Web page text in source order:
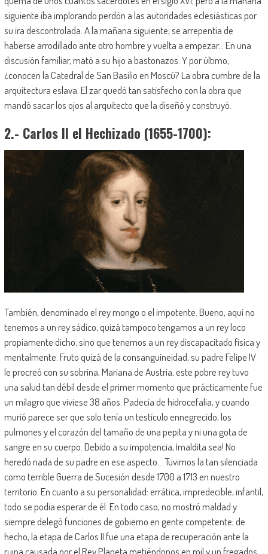
siguiente iba implorando perdón a las autoridades eclesiásticas por
su ira descontrolada. A la mañana siguiente, se arrepentía de
haberse arrodillado ante otro hombre y vuelta a empezar… En una
discusión familiar, mató a su hijo a bastonazos. Y por último,
¿conocen la Catedral de San Basilio en Moscú? La obra cumbre de la
arquitectura eslava. El zar quedó tan satisfecho con la obra que
mandó sacar los ojos al arquitecto que la diseñó y construyó.
2.- Carlos II el Hechizado (1655-1700):
También, denominado el rey mongo o el impotente. Bueno, aquí no
tenemos a un rey sádico, quizá tampoco tengamos a un rey loco
propiamente dicho; sino que tenemos a un rey discapacitado física y
mentalmente. Fruto quizá de la consanguineidad, su padre Felipe IV
le procreó con su sobrina, Mariana de Austria, este pobre rey tuvo
una salud tan débil desde el primer momento que prácticamente fue
un milagro que viviese 38 años. Padecía de hidrocefalia, y cuando
murió parece ser que solo tenía un testículo ennegrecido, los
pulmones y el corazón del tamaño de una pepita y ni una gota de
sangre en su cuerpo. Debido a su impotencia, ¡maldita sea! No
heredó nada de su padre en ese aspecto… Tuvimos la tan silenciada
como terrible Guerra de Sucesión desde 1700 a 1713 en nuestro
territorio. En cuanto a su personalidad: errática, impredecible, infantil,
todo se podía esperar de él. En todo caso, no mostró maldad y
siempre delegó funciones de gobierno en gente competente; de
hecho, la etapa de Carlos II fue una etapa de recuperación ante la
ruina causada por el Rey Planeta metiéndonos en mil y un fregados.